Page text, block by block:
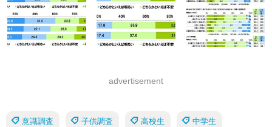
advertisement
意識調査 子供調査 高校生 中学生